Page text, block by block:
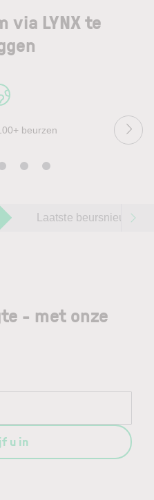
via LYNX te
beurzen
Laatste beursnieuws
- met onze
u in